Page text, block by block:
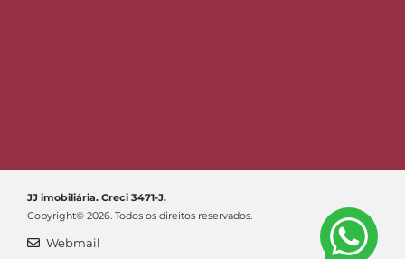
JJ imobiliária. Creci 3471-J.
Copyright© 2026. Todos os direitos reservados.
Webmail